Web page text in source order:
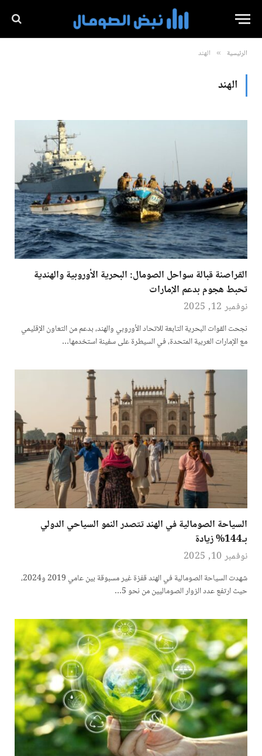
الرئيسية » الهند
الهند
القراصنة قبالة سواحل الصومال: البحرية الأوروبية والهندية
تحبط هجوم بدعم الإمارات
نوفمبر 12, 2025
نجحت القوات البحرية التابعة للاتحاد الأوروبي والهند، بدعم من التعاون الإقليمي
مع الإمارات العربية المتحدة، في السيطرة على سفينة استخدمها…
السياحة الصومالية في الهند تتصدر النمو السياحي الدولي
بـ144% زيادة
نوفمبر 10, 2025
شهدت السياحة الصومالية في الهند قفزة غير مسبوقة بين عامي 2019 و2024،
حيث ارتفع عدد الزوار الصوماليين من نحو 5…